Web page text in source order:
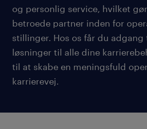
og personlig service, hvilket
betroede partner inden for
stillinger. Hos os får du
løsninger til alle dine
til at skabe en meningsfuld
karrierevej.